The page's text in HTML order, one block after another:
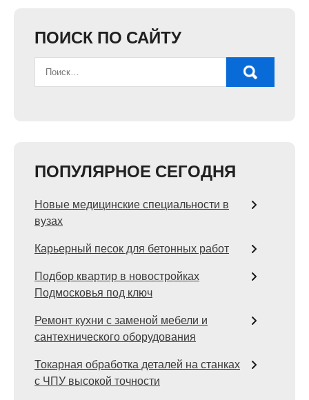
ПОИСК ПО САЙТУ
ПОПУЛЯРНОЕ СЕГОДНЯ
Новые медицинские специальности в
вузах
Карьерный песок для бетонных работ
Подбор квартир в новостройках
Подмосковья под ключ
Ремонт кухни с заменой мебели и
сантехнического оборудования
Токарная обработка деталей на станках
с ЧПУ высокой точности